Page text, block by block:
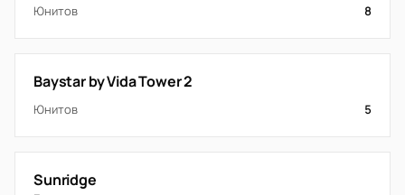
Юнитов 8
Baystar by Vida Tower 2
Юнитов 5
Sunridge